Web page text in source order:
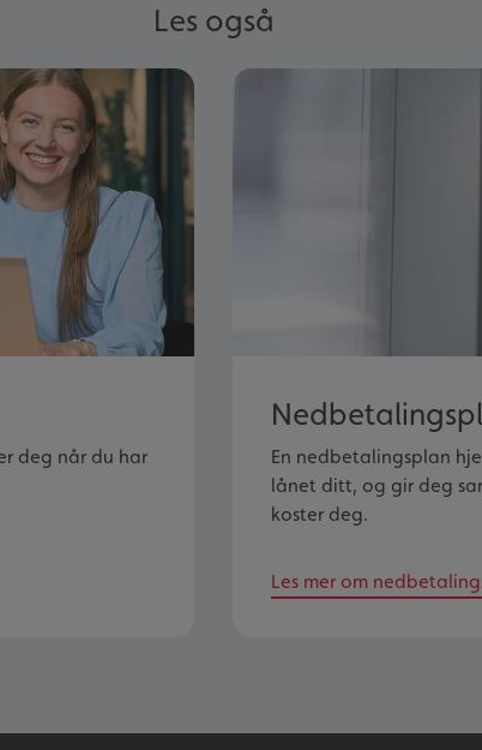
Les også
deg når du har
En nedbetalingsplan
lånet ditt, og gir deg
koster deg.
Les mer om